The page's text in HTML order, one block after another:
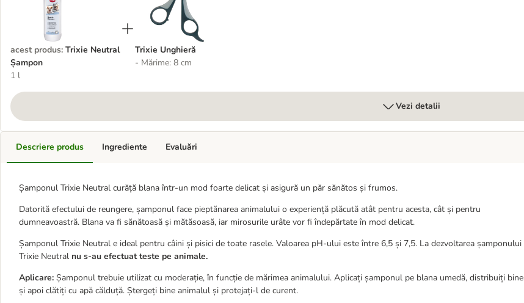
acest produs: Trixie Neutral
Șampon
1 l
Trixie Unghieră
- Mărime: 8 cm
Vezi detalii
Descriere produs
Șamponul Trixie Neutral curăță blana într-un mod foarte delicat și asigură un păr sănătos și frumos.
Datorită efectului de reungere, șamponul face pieptănarea animalului o experiență plăcută atât pentru acesta, cât și pentru
dumneavoastră. Blana va fi sănătoasă și mătăsoasă, iar mirosurile urâte vor fi îndepărtate în mod delicat.
Șamponul Trixie Neutral e ideal pentru câini și pisici de toate rasele. Valoarea pH-ului este între 6,5 și 7,5. La dezvoltarea șamponului
Trixie Neutral nu s-au efectuat teste pe animale.
Aplicare: Șamponul trebuie utilizat cu moderație, în funcție de mărimea animalului. Aplicați șamponul pe blana umedă, distribuiți bine
și apoi clătiți cu apă călduță. Ștergeți bine animalul și protejați-l de curent.
Ingrediente Evaluări